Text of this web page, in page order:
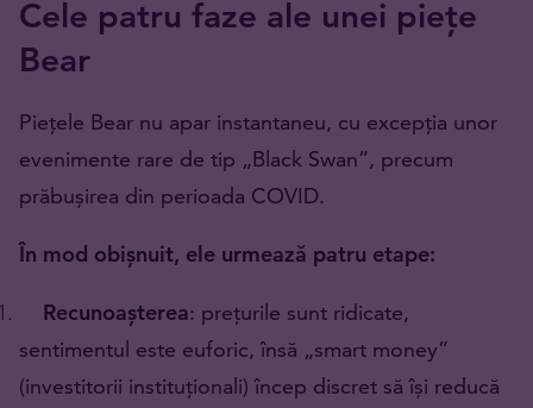
Cele patru faze ale unei piețe
Bear
Piețele Bear nu apar instantaneu, cu excepția unor
evenimente rare de tip „Black Swan”, precum
prăbușirea din perioada COVID.
În mod obișnuit, ele urmează patru etape:
Recunoașterea: prețurile sunt ridicate,
sentimentul este euforic, însă „smart money”
(investitorii instituționali) încep discret să își reducă